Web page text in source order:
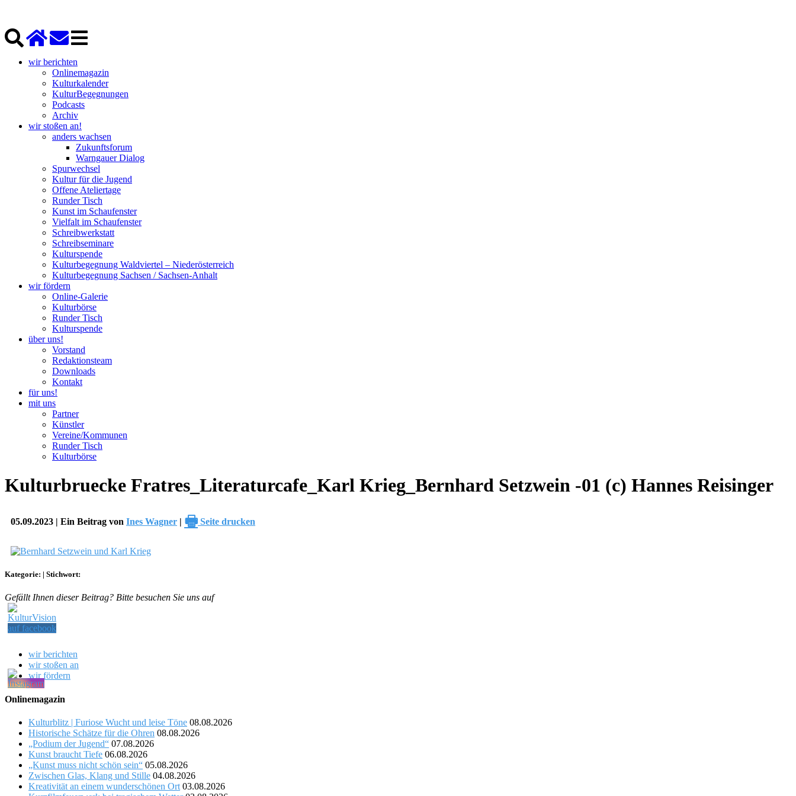
wir berichten
Onlinemagazin
Kulturkalender
KulturBegegnungen
Podcasts
Archiv
wir stoßen an!
anders wachsen
Zukunftsforum
Warngauer Dialog
Spurwechsel
Kultur für die Jugend
Offene Ateliertage
Runder Tisch
Kunst im Schaufenster
Vielfalt im Schaufenster
Schreibwerkstatt
Schreibseminare
Kulturspende
Kulturbegegnung Waldviertel – Niederösterreich
Kulturbegegnung Sachsen / Sachsen-Anhalt
wir fördern
Online-Galerie
Kulturbörse
Runder Tisch
Kulturspende
über uns!
Vorstand
Redaktionsteam
Downloads
Kontakt
für uns!
mit uns
Partner
Künstler
Vereine/Kommunen
Runder Tisch
Kulturbörse
Kulturbruecke Fratres_Literaturcafe_Karl Krieg_Bernhard Setzwein -01 (c) Hannes Reisinger
05.09.2023 | Ein Beitrag von Ines Wagner | 🖶 Seite drucken
Kategorie: | Stichwort:
Gefällt Ihnen dieser Beitrag? Bitte besuchen Sie uns auf
wir berichten
wir stoßen an
wir fördern
Onlinemagazin
Kulturblitz | Furiose Wucht und leise Töne 08.08.2026
Historische Schätze für die Ohren 08.08.2026
„Podium der Jugend“ 07.08.2026
Kunst braucht Tiefe 06.08.2026
„Kunst muss nicht schön sein“ 05.08.2026
Zwischen Glas, Klang und Stille 04.08.2026
Kreativität an einem wunderschönen Ort 03.08.2026